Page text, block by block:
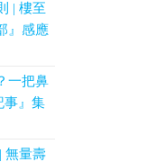
| 樓至
』感應
一把鼻
事』集
無量壽